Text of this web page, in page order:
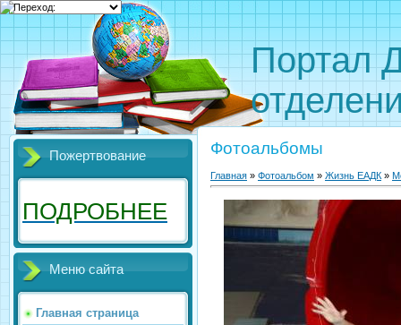
Портал
Пожертвование
ПОДРОБНЕЕ
Меню сайта
Главная страница
Фотоальбомы
Главная » Фотоальбом » Жизнь ЕАДК »